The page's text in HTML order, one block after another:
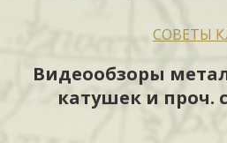
СОВЕТЫ
Видеообзоры
катушек и проч.